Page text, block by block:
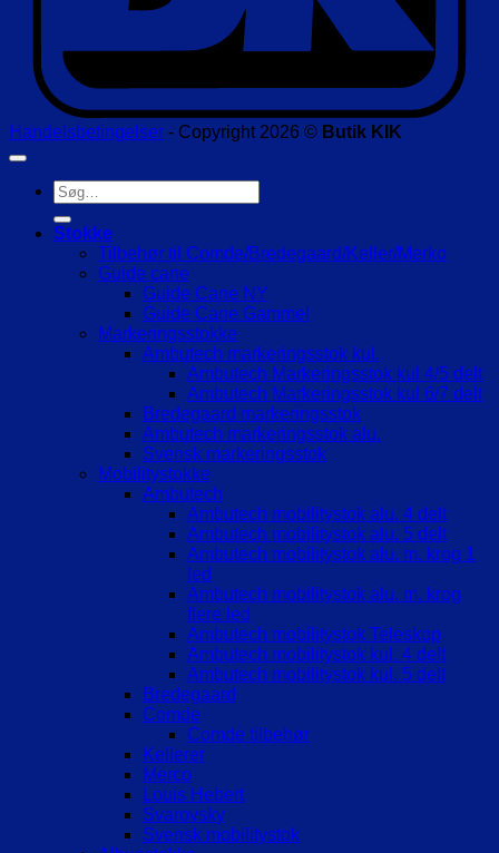
Handelsbetingelser - Copyright 2026 © Butik KIK
Søg
efter:
Stokke
Tilbehør til Comde/Bredegaard/Keller/Merko
Guide cane
Guide Cane NY
Guide Cane Gammel
Markeringsstokke
Ambutech markeringsstok kul.
Ambutech Markeringsstok kul 4/5 delt
Ambutech Markeringsstok kul 6/7 delt
Bredegaard markeringsstok
Ambutech markeringsstok alu.
Svensk markeringsstok
Mobilitystokke
Ambutech
Ambutech mobilitystok alu. 4 delt
Ambutech mobilitystok alu. 5 delt
Ambutech mobilitystok alu. m. krog 1
led
Ambutech mobilitystok alu. m. krog
flere led
Ambutech mobilitystok Teleskop
Ambutech mobilitystok kul. 4 delt
Ambutech mobilitystok kul. 5 delt
Bredegaard
Comde
Comde tilbehør
Kellerer
Merco
Louis Hebert
Svarovsky
Svensk mobilitystok